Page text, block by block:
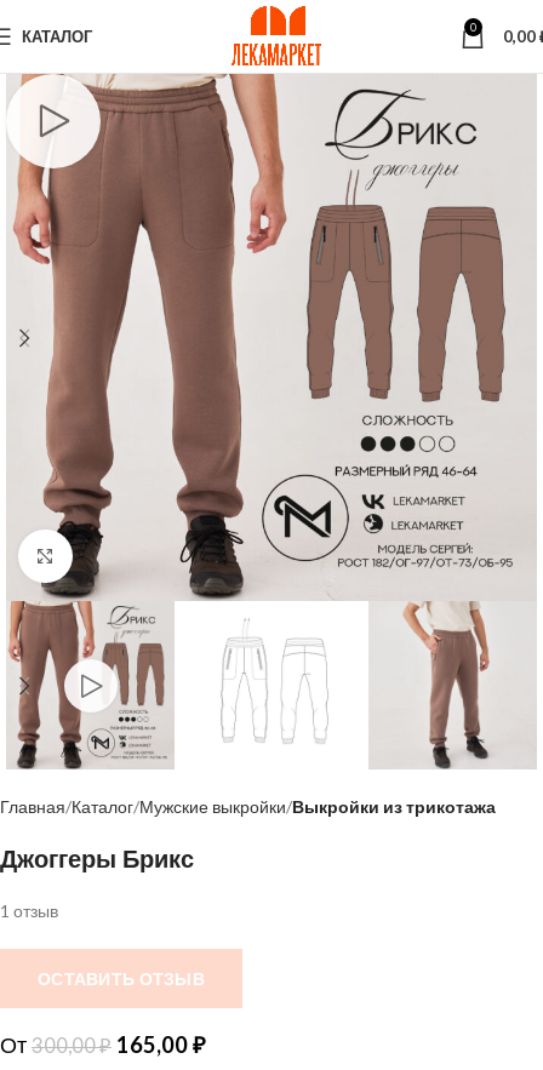
КАТАЛОГ 0 0,00
Нажмите, чтобы увеличить
Главная Каталог Мужские выкройки Выкройки из трикотажа
Джоггеры Брикс
1 отзыв
ОСТАВИТЬ ОТЗЫВ
От 300,00₽ 165,00₽